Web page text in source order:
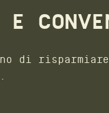
di